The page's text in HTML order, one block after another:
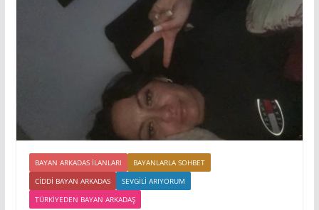
BAYAN ARKADAS ILANLARI
BAYANLARLA SOHBET
CIDDI BAYAN ARKADAS
SEVGILI ARIYORUM
TÜRKIYEDEN BAYAN ARKADAŞ